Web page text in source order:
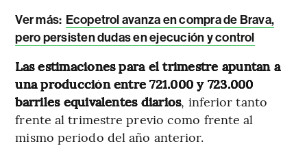
Ver más: Ecopetrol avanza en compra de Brava,
pero persisten dudas en ejecución y control
Las estimaciones para el trimestre apuntan a
una producción entre 721.000 y 723.000
barriles equivalentes diarios, inferior tanto
frente al trimestre previo como frente al
mismo periodo del año anterior.